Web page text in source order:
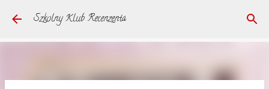
Przejdź do głównej zawartości
Szkolny Klub Recenzenta